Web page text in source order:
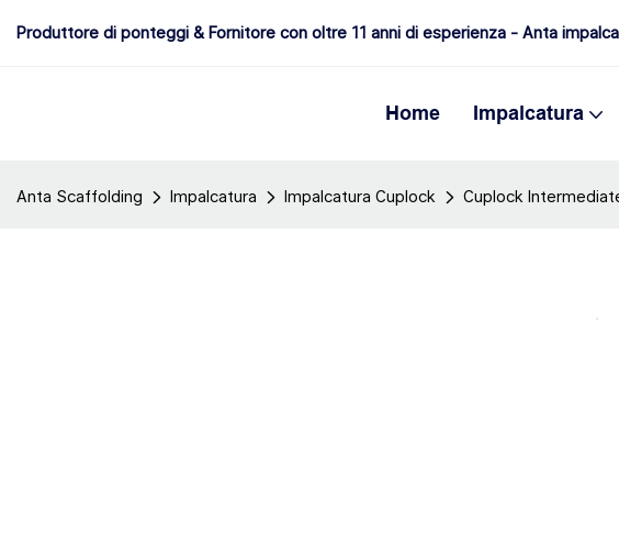
Produttore di ponteggi & Fornitore con oltre 11 anni di esperienza - Anta
Home Impalcatura
Anta Scaffolding Impalcatura Impalcatura Cuplock Cuplock